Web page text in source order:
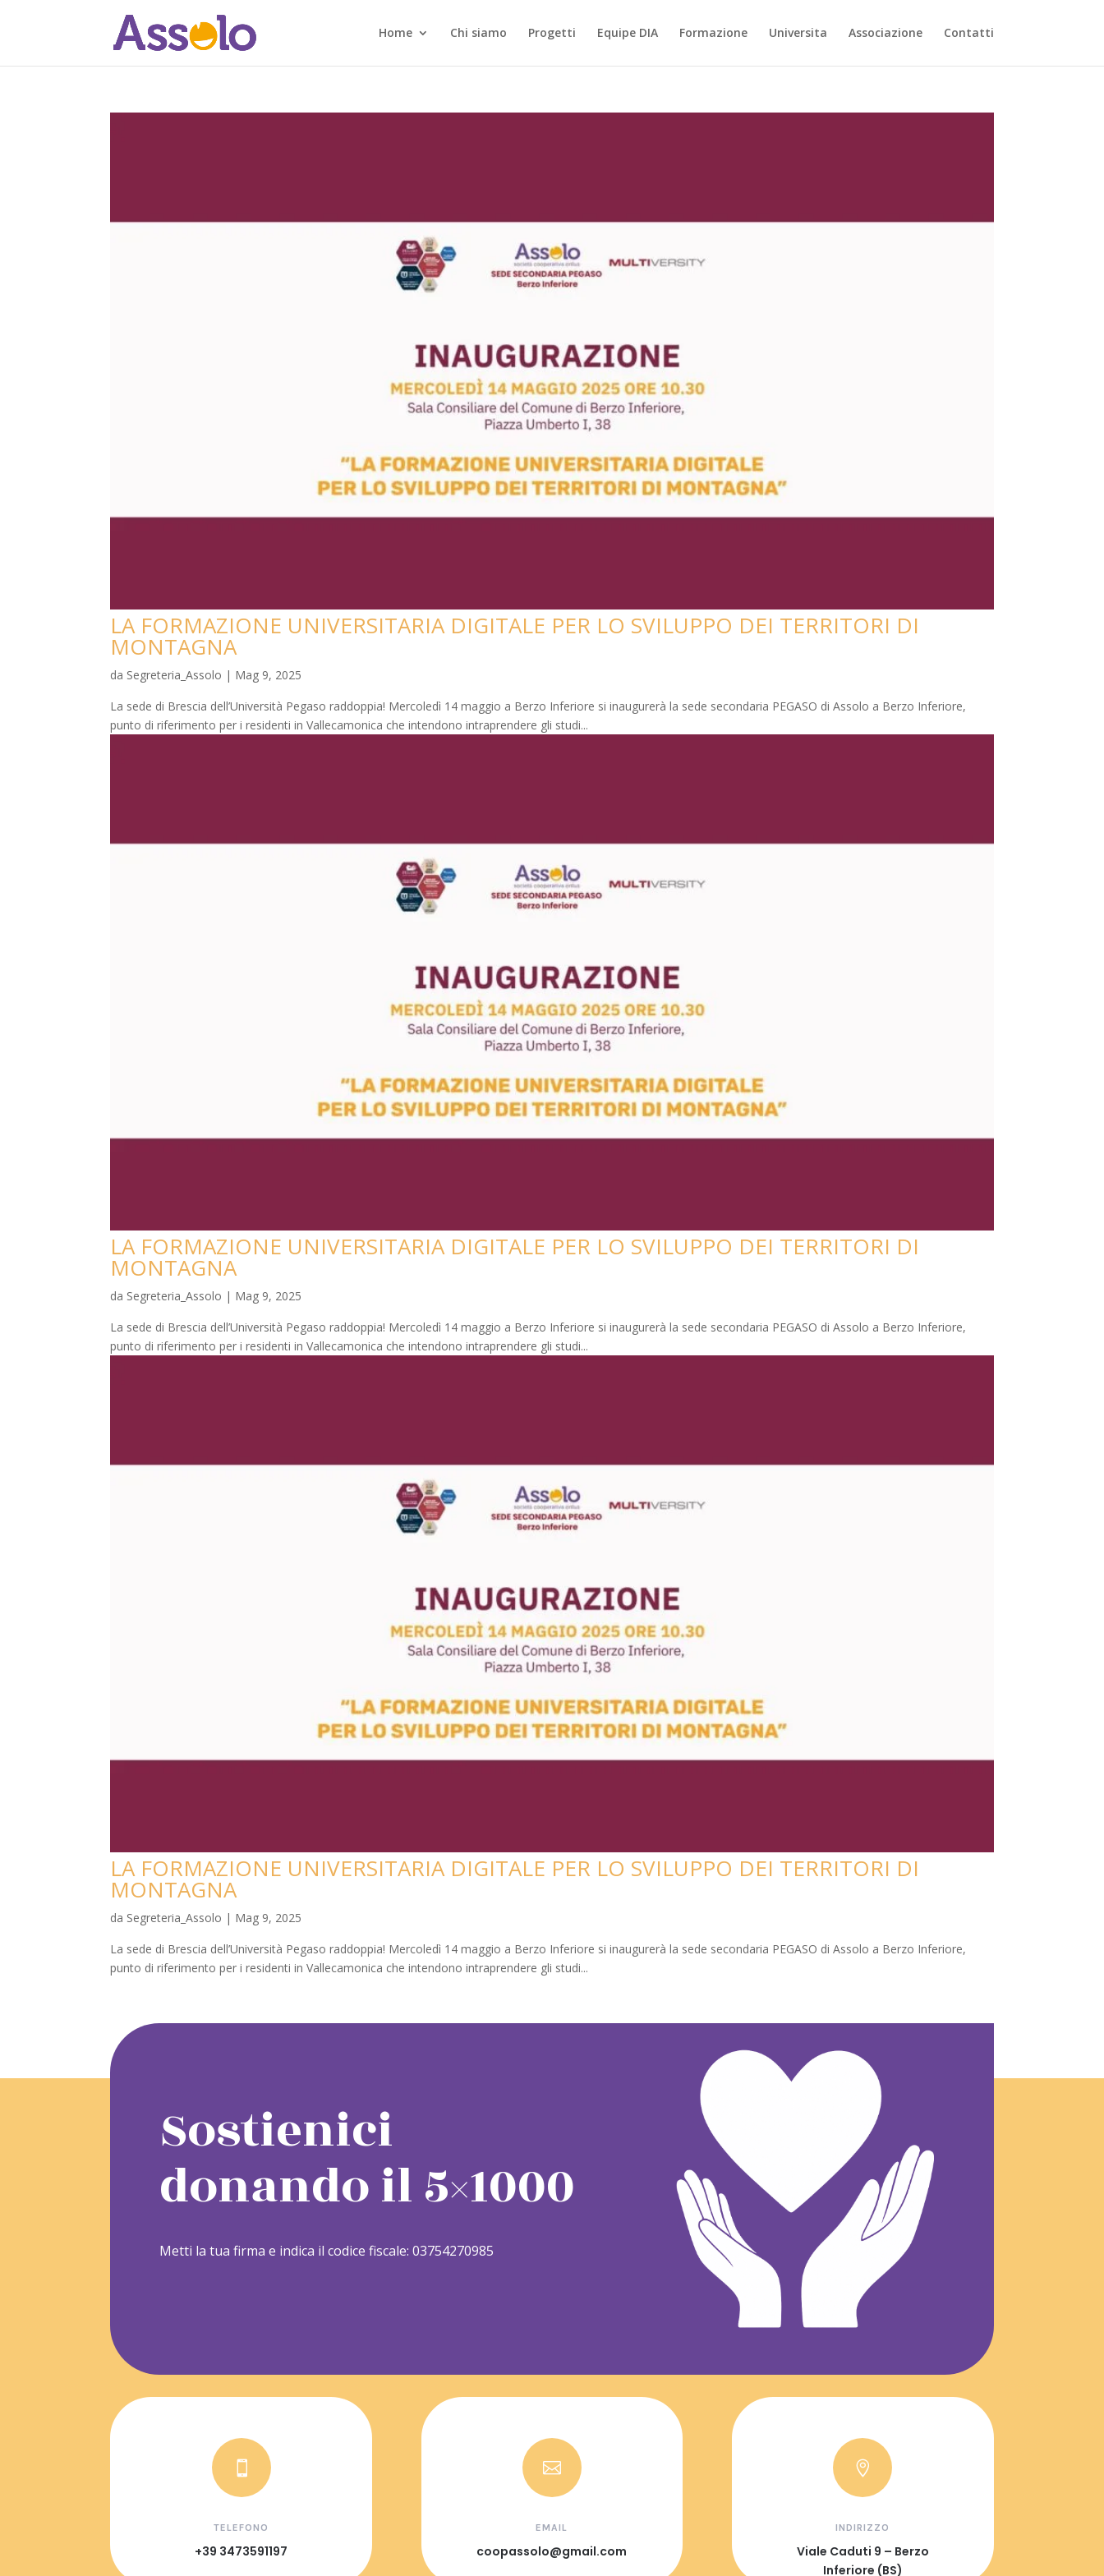
Home Chi siamo Progetti Equipe DIA Formazione Universita Associazione Contatti
LA FORMAZIONE UNIVERSITARIA DIGITALE PER LO SVILUPPO DEI TERRITORI DI
MONTAGNA
da Segreteria_Assolo | Mag 9, 2025
La sede di Brescia dell’Università Pegaso raddoppia! Mercoledì 14 maggio a Berzo Inferiore si inaugurerà la sede secondaria PEGASO di Assolo a Berzo Inferiore,
punto di riferimento per i residenti in Vallecamonica che intendono intraprendere gli studi...
LA FORMAZIONE UNIVERSITARIA DIGITALE PER LO SVILUPPO DEI TERRITORI DI
MONTAGNA
da Segreteria_Assolo | Mag 9, 2025
La sede di Brescia dell’Università Pegaso raddoppia! Mercoledì 14 maggio a Berzo Inferiore si inaugurerà la sede secondaria PEGASO di Assolo a Berzo Inferiore,
punto di riferimento per i residenti in Vallecamonica che intendono intraprendere gli studi...
LA FORMAZIONE UNIVERSITARIA DIGITALE PER LO SVILUPPO DEI TERRITORI DI
MONTAGNA
da Segreteria_Assolo | Mag 9, 2025
La sede di Brescia dell’Università Pegaso raddoppia! Mercoledì 14 maggio a Berzo Inferiore si inaugurerà la sede secondaria PEGASO di Assolo a Berzo Inferiore,
punto di riferimento per i residenti in Vallecamonica che intendono intraprendere gli studi...
Sostienici
donando il 5×1000
Metti la tua firma e indica il codice fiscale: 03754270985

TELEFONO
+39 3473591197

EMAIL
coopassolo@gmail.com

INDIRIZZO
Viale Caduti 9 – Berzo
Inferiore (BS)